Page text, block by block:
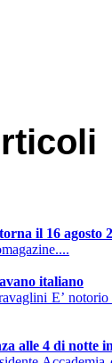
il 16 agosto
italiano
E’
alle 4 di notte